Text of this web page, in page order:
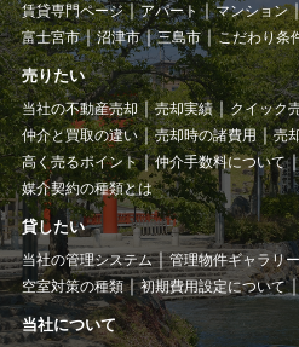
賃貸専門ページ アパート マンション
富士宮市
沼津市 三島市 こだわり条
売りたい
当社の不動産売却 売却実績 クイック
仲介と買取の違い
売却時の諸費用
売
高く売るポイント
仲介手数料について
媒介契約の種類とは
貸したい
当社の管理システム 管理物件ギャラリー
空室対策の種類
初期費用設定について
当社について